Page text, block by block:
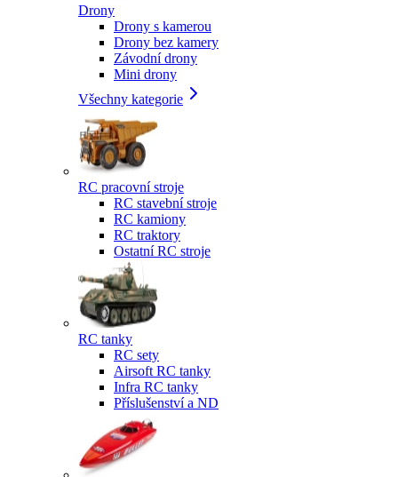
Drony
Drony s kamerou
Drony bez kamery
Závodní drony
Mini drony
Všechny kategorie
RC pracovní stroje
RC stavební stroje
RC kamiony
RC traktory
Ostatní RC stroje
RC tanky
RC sety
Airsoft RC tanky
Infra RC tanky
Příslušenství a ND